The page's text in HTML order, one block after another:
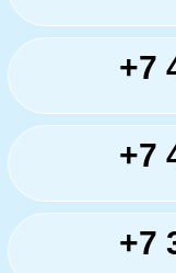
+7
+7
+7